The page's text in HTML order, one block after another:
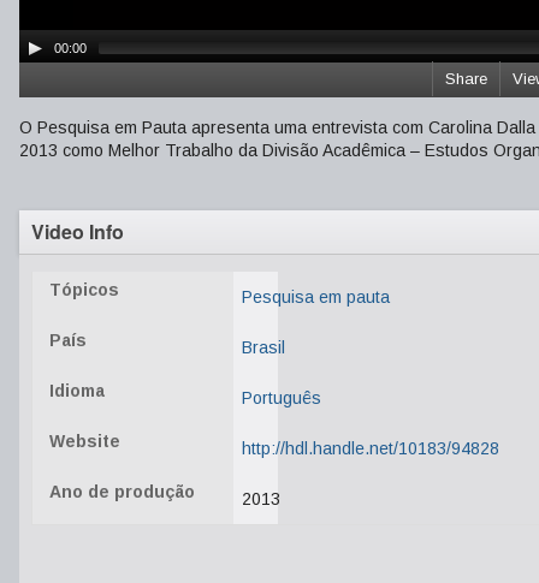
00:00
Share
O Pesquisa em Pauta apresenta uma entrevista com Carolina
2013 como Melhor Trabalho da Divisão Acadêmica – Estudos
Video Info
Tópicos Pesquisa em pauta
País Brasil
Idioma Português
Website http://hdl.handle.net/10183/94828
Ano de produção 2013